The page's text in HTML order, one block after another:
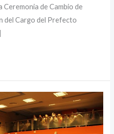
de Cambio de
del Cargo del Prefecto